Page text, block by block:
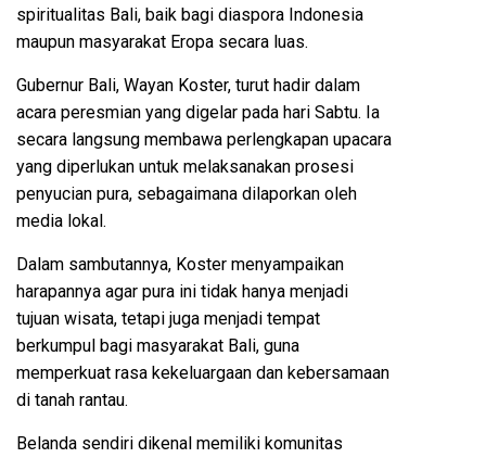
spiritualitas Bali, baik bagi diaspora Indonesia
maupun masyarakat Eropa secara luas.
Gubernur Bali, Wayan Koster, turut hadir dalam
acara peresmian yang digelar pada hari Sabtu. Ia
secara langsung membawa perlengkapan upacara
yang diperlukan untuk melaksanakan prosesi
penyucian pura, sebagaimana dilaporkan oleh
media lokal.
Dalam sambutannya, Koster menyampaikan
harapannya agar pura ini tidak hanya menjadi
tujuan wisata, tetapi juga menjadi tempat
berkumpul bagi masyarakat Bali, guna
memperkuat rasa kekeluargaan dan kebersamaan
di tanah rantau.
Belanda sendiri dikenal memiliki komunitas